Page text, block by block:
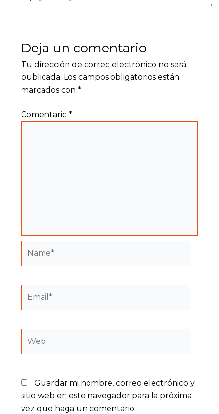
→
Deja un comentario
Tu dirección de correo electrónico no será
publicada. Los campos obligatorios están
marcados con *
Comentario *
Guardar mi nombre, correo electrónico y
sitio web en este navegador para la próxima
vez que haga un comentario.